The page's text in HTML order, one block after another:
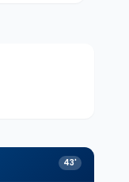
43'